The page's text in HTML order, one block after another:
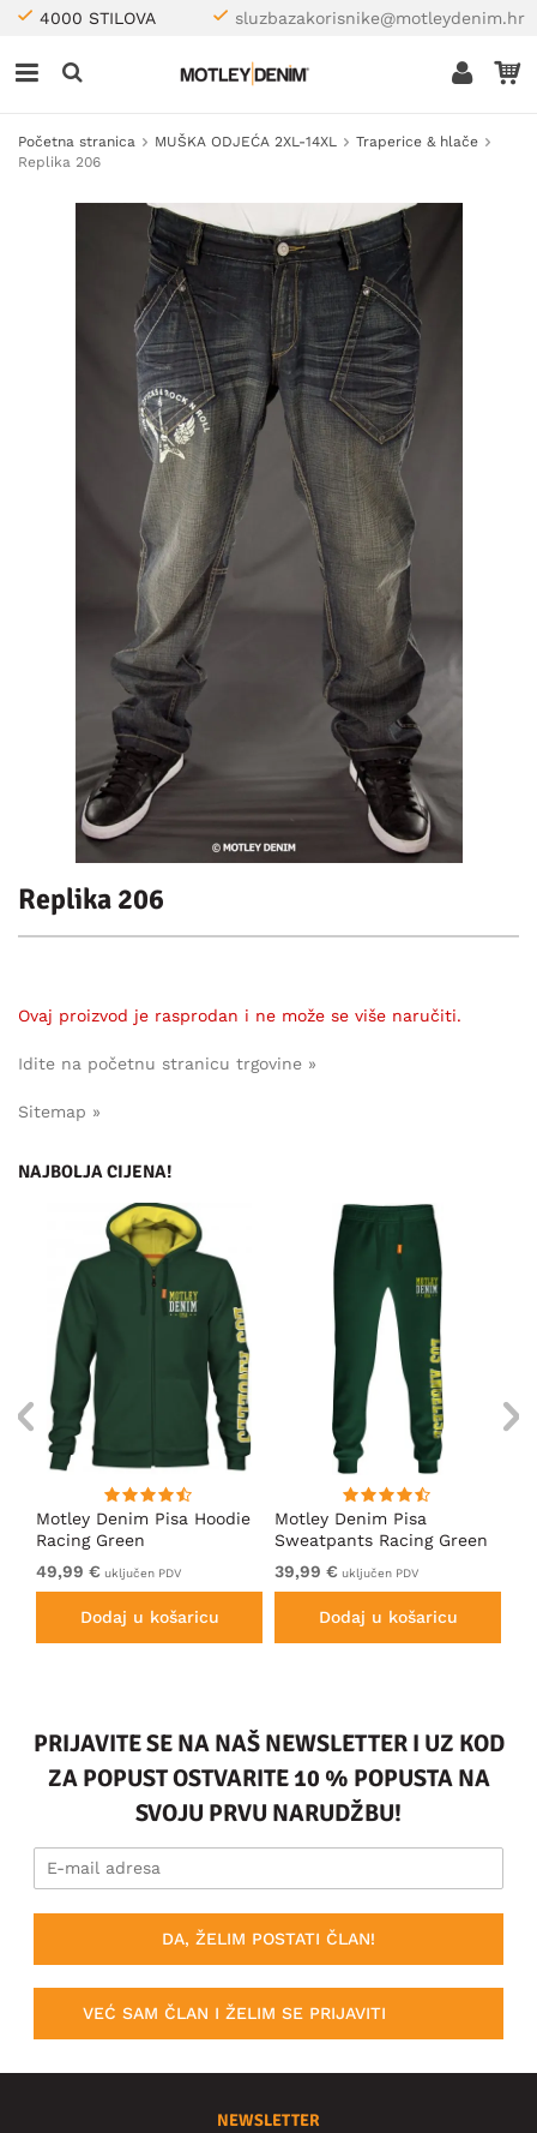
4000 STILOVA sluzbazakorisnike@motleydenim.hr
Početna stranica MUŠKA ODJEĆA 2XL-14XL
Traperice & hlače
Replika 206
Replika 206
Ovaj proizvod je rasprodan i ne može se više naručiti.
Idite na početnu stranicu trgovine »
Sitemap »
NAJBOLJA CIJENA!
Motley Denim Pisa Hoodie
Racing Green
49,99 € uključen PDV
Dodaj u košaricu
Motley Denim Pisa
Sweatpants Racing Green
39,99 € uključen PDV
Dodaj u košaricu
PRIJAVITE SE NA NAŠ NEWSLETTER I UZ KOD
ZA POPUST OSTVARITE 10 % POPUSTA NA
SVOJU PRVU NARUDŽBU!
DA, ŽELIM POSTATI ČLAN!
VEĆ SAM ČLAN I ŽELIM SE PRIJAVITI
NEWSLETTER